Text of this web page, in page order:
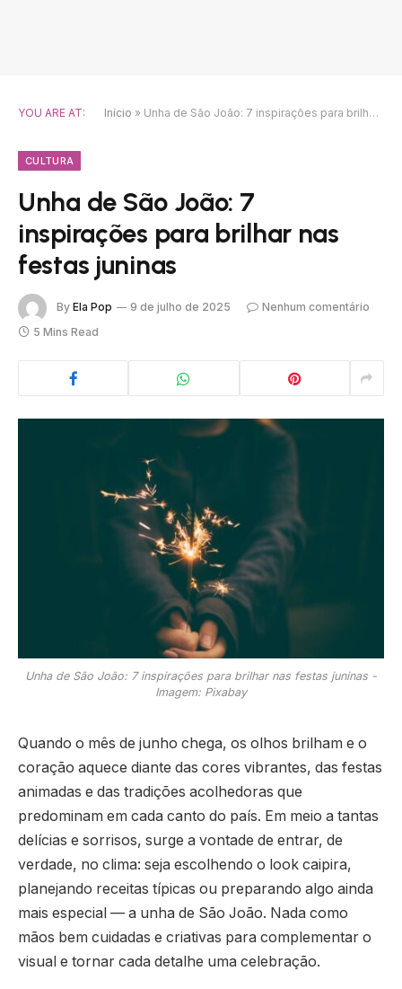
YOU ARE AT: Início » Unha de São João: 7 inspirações para brilhar nas festas juninas
CULTURA
Unha de São João: 7
inspirações para brilhar nas
festas juninas
By Ela Pop 9 de julho de 2025
Nenhum comentário
5 Mins Read
Unha de São João: 7 inspirações para brilhar nas festas juninas -
Imagem: Pixabay
Quando o mês de junho chega, os olhos brilham e o
coração aquece diante das cores vibrantes, das festas
animadas e das tradições acolhedoras que
predominam em cada canto do país. Em meio a tantas
delícias e sorrisos, surge a vontade de entrar, de
verdade, no clima: seja escolhendo o look caipira,
planejando receitas típicas ou preparando algo ainda
mais especial — a unha de São João. Nada como
mãos bem cuidadas e criativas para complementar o
visual e tornar cada detalhe uma celebração.